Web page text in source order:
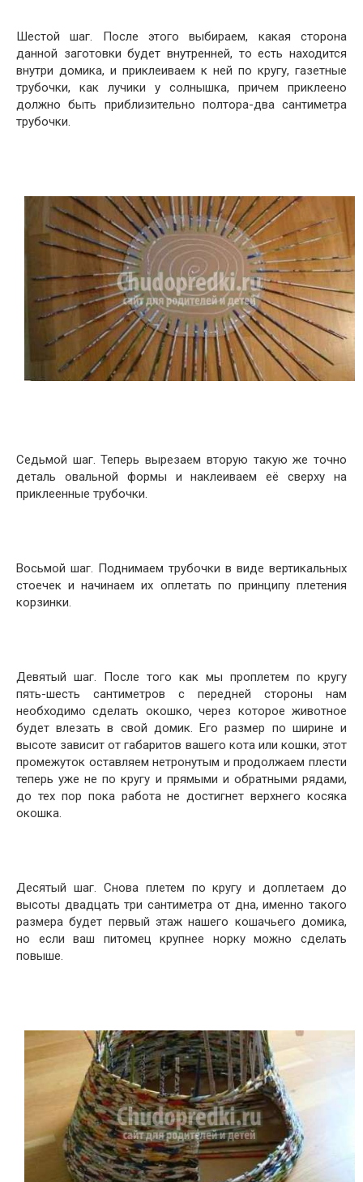
Шестой шаг. После этого выбираем, какая сторона
данной заготовки будет внутренней, то есть находится
внутри домика, и приклеиваем к ней по кругу, газетные
трубочки, как лучики у солнышка, причем приклеено
должно быть приблизительно полтора-два сантиметра
трубочки.
Седьмой шаг. Теперь вырезаем вторую такую же точно
деталь овальной формы и наклеиваем её сверху на
приклеенные трубочки.
Восьмой шаг. Поднимаем трубочки в виде вертикальных
стоечек и начинаем их оплетать по принципу плетения
корзинки.
Девятый шаг. После того как мы проплетем по кругу
пять-шесть сантиметров с передней стороны нам
необходимо сделать окошко, через которое животное
будет влезать в свой домик. Его размер по ширине и
высоте зависит от габаритов вашего кота или кошки, этот
промежуток оставляем нетронутым и продолжаем плести
теперь уже не по кругу и прямыми и обратными рядами,
до тех пор пока работа не достигнет верхнего косяка
окошка.
Десятый шаг. Снова плетем по кругу и доплетаем до
высоты двадцать три сантиметра от дна, именно такого
размера будет первый этаж нашего кошачьего домика,
но если ваш питомец крупнее норку можно сделать
повыше.